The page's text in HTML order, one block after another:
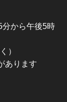
分から午後5時
）
あります